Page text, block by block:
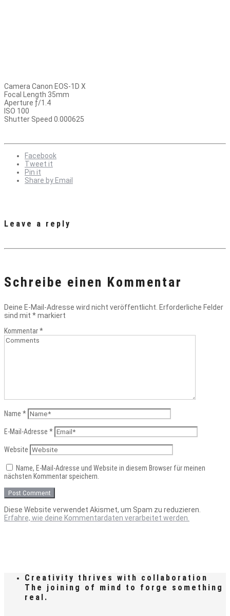
Camera Canon EOS-1D X
Focal Length 35mm
Aperture ƒ/1.4
ISO 100
Shutter Speed 0.000625
Facebook
Tweet it
Pin it
Share by Email
Leave a reply
Schreibe einen Kommentar
Deine E-Mail-Adresse wird nicht veröffentlicht. Erforderliche Felder
sind mit *markiert
Kommentar*
Name *
E-Mail-Adresse *
Website
Name, E-Mail-Adresse und Website in diesem Browser für meinen
nächsten Kommentar speichern.
Diese Website verwendet Akismet, um Spam zu reduzieren.
Erfahre, wie deine Kommentardaten verarbeitet werden.
Creativity thrives with collaboration
The joining of mind to forge something
real.